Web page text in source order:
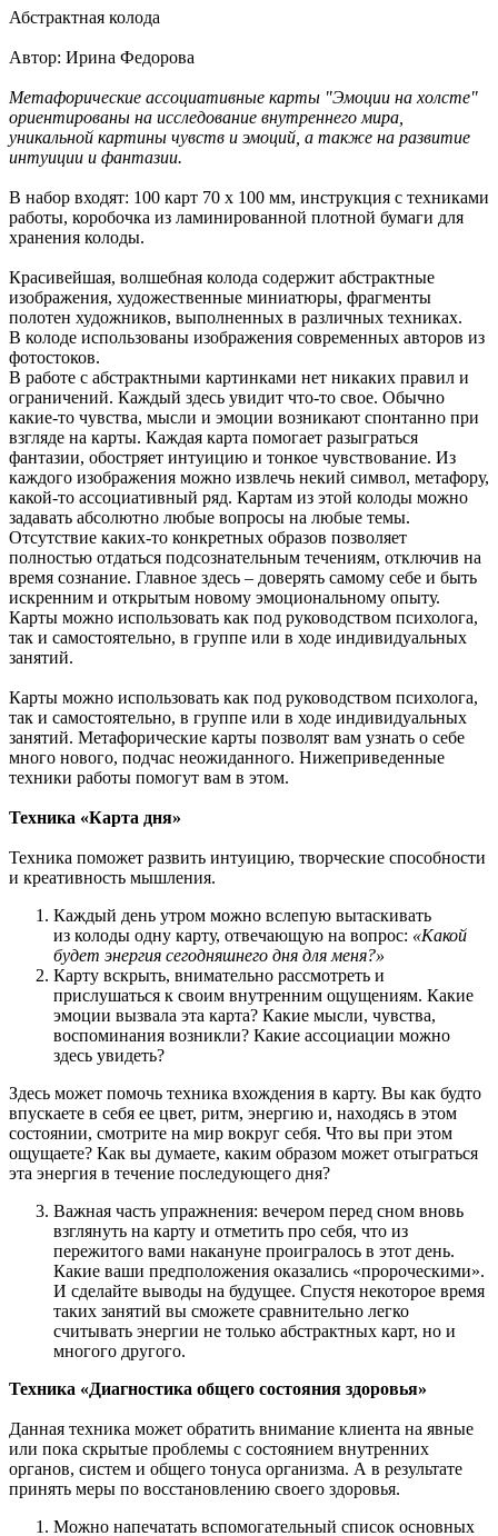
Абстрактная колода
Автор: Ирина Федорова
Метафорические ассоциативные карты "Эмоции на холсте"
ориентированы на исследование внутреннего мира,
уникальной картины чувств и эмоций, а также на развитие
интуиции и фантазии.
В набор входят: 100 карт 70 х 100 мм, инструкция с техниками
работы, коробочка из ламинированной плотной бумаги для
хранения колоды.
Красивейшая, волшебная колода содержит абстрактные
изображения, художественные миниатюры, фрагменты
полотен художников, выполненных в различных техниках.
В колоде использованы изображения современных авторов из
фотостоков.
В работе с абстрактными картинками нет никаких правил и
ограничений. Каждый здесь увидит что-то свое. Обычно
какие-то чувства, мысли и эмоции возникают спонтанно при
взгляде на карты. Каждая карта помогает разыграться
фантазии, обостряет интуицию и тонкое чувствование. Из
каждого изображения можно извлечь некий символ, метафору,
какой-то ассоциативный ряд. Картам из этой колоды можно
задавать абсолютно любые вопросы на любые темы.
Отсутствие каких-то конкретных образов позволяет
полностью отдаться подсознательным течениям, отключив на
время сознание. Главное здесь – доверять самому себе и быть
искренним и открытым новому эмоциональному опыту.
Карты можно использовать как под руководством психолога,
так и самостоятельно, в группе или в ходе индивидуальных
занятий.
Карты можно использовать как под руководством психолога,
так и самостоятельно, в группе или в ходе индивидуальных
занятий. Метафорические карты позволят вам узнать о себе
много нового, подчас неожиданного. Нижеприведенные
техники работы помогут вам в этом.
Техника «Карта дня»
Техника поможет развить интуицию, творческие способности
и креативность мышления.
Каждый день утром можно вслепую вытаскивать
из колоды одну карту, отвечающую на вопрос: «Какой
будет энергия сегодняшнего дня для меня?»
Карту вскрыть, внимательно рассмотреть и
прислушаться к своим внутренним ощущениям. Какие
эмоции вызвала эта карта? Какие мысли, чувства,
воспоминания возникли? Какие ассоциации можно
здесь увидеть?
Здесь может помочь техника вхождения в карту. Вы как будто
впускаете в себя ее цвет, ритм, энергию и, находясь в этом
состоянии, смотрите на мир вокруг себя. Что вы при этом
ощущаете? Как вы думаете, каким образом может отыграться
эта энергия в течение последующего дня?
Важная часть упражнения: вечером перед сном вновь
взглянуть на карту и отметить про себя, что из
пережитого вами накануне проигралось в этот день.
Какие ваши предположения оказались «пророческими».
И сделайте выводы на будущее. Спустя некоторое время
таких занятий вы сможете сравнительно легко
считывать энергии не только абстрактных карт, но и
многого другого.
Техника «Диагностика общего состояния здоровья»
Данная техника может обратить внимание клиента на явные
или пока скрытые проблемы с состоянием внутренних
органов, систем и общего тонуса организма. А в результате
принять меры по восстановлению своего здоровья.
Можно напечатать вспомогательный список основных